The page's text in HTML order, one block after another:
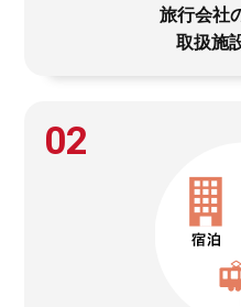
旅行会社
取扱施
02